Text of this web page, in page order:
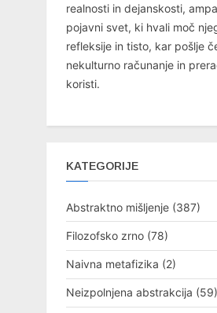
realnosti in dejanskosti,
pojavni svet, ki hvali moč
refleksije in tisto, kar pošlje
nekulturno računanje in
koristi.
KATEGORIJE
Abstraktno mišljenje (387)
Filozofsko zrno (78)
Naivna metafizika (2)
Neizpolnjena abstrakcija (59)